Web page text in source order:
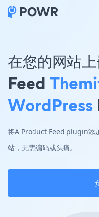
在您的网站
Feed
WordPress
将A Product Feed plugin添
站，无需编码或头痛。